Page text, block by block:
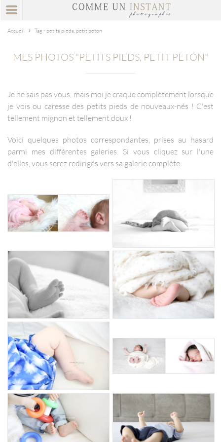
Accueil Tag - petits pieds, petit peton
MES PHOTOS "PETITS PIEDS, PETIT PETON"
Je ne sais pas vous, mais moi je craque complètement lorsque
je vois ou caresse des petits pieds de nouveaux-nés ! C'est
tellement mignon et tellement doux !
Voici quelques photos correspondantes, prises au hasard
parmi mes différentes galeries. Si vous cliquez sur l'une
d'elles, vous serez redirigés vers sa galerie complète.